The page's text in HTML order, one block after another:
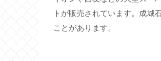
トが販売されています。成城
ことがあります。